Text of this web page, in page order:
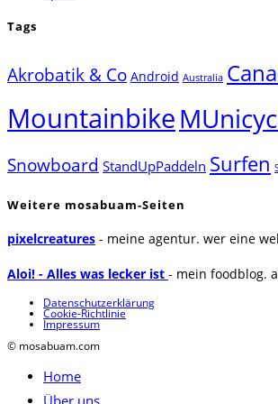
Tags
Akrobatik & Co Android Australia
Mountainbike
Snowboard StandUpPaddeln Surfen
Weitere mosabuam-Seiten
pixelcreatures - meine agentur. wer eine
Aloi! - Alles was lecker ist - mein foodblog.
Datenschutzerklärung
Cookie-Richtlinie
Impressum
© mosabuam.com
Home
Über uns